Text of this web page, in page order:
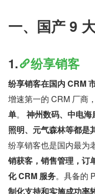
一、国产 9
1. 纷享销客
纷享销客在国内 CRM
增速第一的 CRM 厂商，
单。 神州数码、中电
照明、元气森林等都是
纷享销客也是国内最为
销获客，销售管理，订
化 CRM 服务。具备的
制化支持和实施成功率